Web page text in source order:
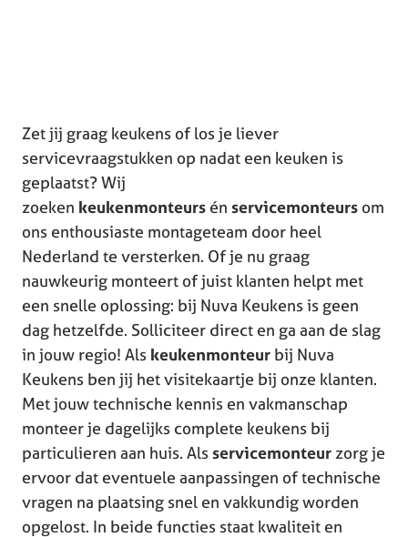
Zet jij graag keukens of los je liever
servicevraagstukken op nadat een keuken is
geplaatst? Wij
zoeken keukenmonteurs én servicemonteursom
ons enthousiaste montageteam door heel
Nederland te versterken. Of je nu graag
nauwkeurig monteert of juist klanten helpt met
een snelle oplossing: bij Nuva Keukens is geen
dag hetzelfde. Solliciteer direct en ga aan de slag
in jouw regio! Als keukenmonteur bij Nuva
Keukens ben jij het visitekaartje bij onze klanten.
Met jouw technische kennis en vakmanschap
monteer je dagelijks complete keukens bij
particulieren aan huis. Alsservicemonteurzorg je
ervoor dat eventuele aanpassingen of technische
vragen na plaatsing snel en vakkundig worden
opgelost. In beide functies staat kwaliteit en